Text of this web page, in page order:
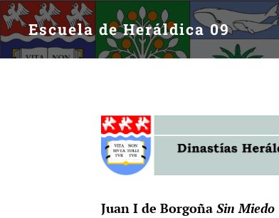
Escuela de Heráldica 09
Juan I de Borgoña Sin Miedo